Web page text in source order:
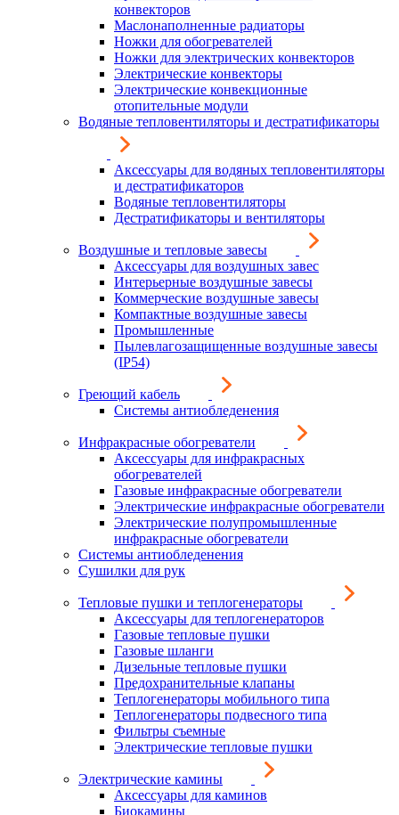
конвекторов
Маслонаполненные радиаторы
Ножки для обогревателей
Ножки для электрических конвекторов
Электрические конвекторы
Электрические конвекционные
отопительные модули
Водяные тепловентиляторы и дестратификаторы
Аксессуары для водяных тепловентиляторы
и дестратификаторов
Водяные тепловентиляторы
Дестратификаторы и вентиляторы
Воздушные и тепловые завесы
Аксессуары для воздушных завес
Интерьерные воздушные завесы
Коммерческие воздушные завесы
Компактные воздушные завесы
Промышленные
Пылевлагозащищенные воздушные завесы
(IP54)
Греющий кабель
Системы антиобледенения
Инфракрасные обогреватели
Аксессуары для инфракрасных
обогревателей
Газовые инфракрасные обогреватели
Электрические инфракрасные обогреватели
Электрические полупромышленные
инфракрасные обогреватели
Системы антиобледенения
Сушилки для рук
Тепловые пушки и теплогенераторы
Аксессуары для теплогенераторов
Газовые тепловые пушки
Газовые шланги
Дизельные тепловые пушки
Предохранительные клапаны
Теплогенераторы мобильного типа
Теплогенераторы подвесного типа
Фильтры съемные
Электрические тепловые пушки
Электрические камины
Аксессуары для каминов
Биокамины